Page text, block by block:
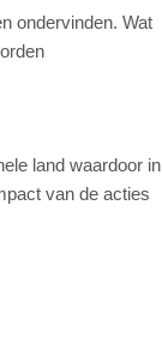
ondervinden. Wat
land waardoor in
van de acties